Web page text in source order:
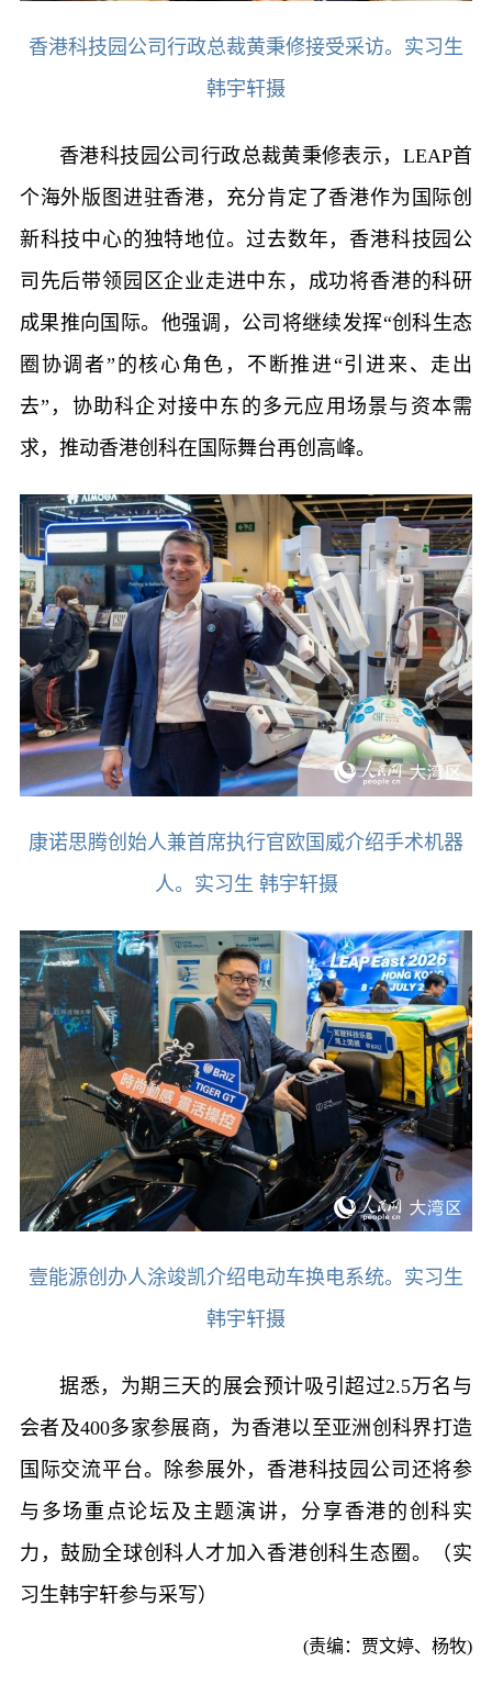
香港科技园公司行政总裁黄秉修接受采访。实习生
韩宇轩摄
香港科技园公司行政总裁黄秉修表示，LEAP首
个海外版图进驻香港，充分肯定了香港作为国际创
新科技中心的独特地位。过去数年，香港科技园公
司先后带领园区企业走进中东，成功将香港的科研
成果推向国际。他强调，公司将继续发挥“创科生态
圈协调者”的核心角色，不断推进“引进来、走出
去”，协助科企对接中东的多元应用场景与资本需
求，推动香港创科在国际舞台再创高峰。
康诺思腾创始人兼首席执行官欧国威介绍手术机器
人。实习生 韩宇轩摄
壹能源创办人涂竣凯介绍电动车换电系统。实习生
韩宇轩摄
据悉，为期三天的展会预计吸引超过2.5万名与
会者及400多家参展商，为香港以至亚洲创科界打造
国际交流平台。除参展外，香港科技园公司还将参
与多场重点论坛及主题演讲，分享香港的创科实
力，鼓励全球创科人才加入香港创科生态圈。（实
习生韩宇轩参与采写）
(责编：贾文婷、杨牧)